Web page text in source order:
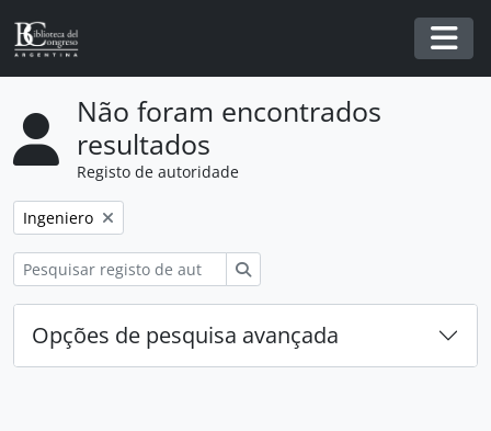
Skip to main content
Não foram encontrados
resultados
Registo de autoridade
Remover filtro:
Ingeniero
Opções de pesquisa avançada